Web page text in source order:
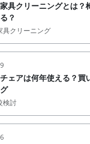
具クリーニングとは？
？
具クリーニング
ェアは何年使える？買
検討